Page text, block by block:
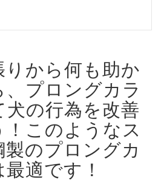
りから何も助か
、プロングカラ
犬の行為を改善
このようなス
のプロングカ
適です！